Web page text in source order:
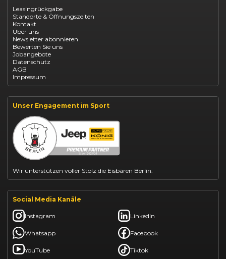
Opel Astra leasen
Opel Mokka kaufen
Opel Grandland finanzieren
Opel Vivaro Gewerbeleasing
Fiat 500 finanzieren
Fiat Panda leasen
Dacia Duster finanzieren
Dacia Sandero kaufen
Dacia Jogger leasen
Jeep Compass leasen
Jeep Renegade finanzieren
Suzuki Swift finanzieren
BYD Dolphin finanzieren
Kia Ceed finanzieren
Kia Sportage leasen
Mazda CX-30 finanzieren
Citroën C3 leasen
Leasingrückgabe
Standorte & Öffnungszeiten
Kontakt
Über uns
Newsletter abonnieren
Bewerten Sie uns
Jobangebote
Datenschutz
AGB
Impressum
Unser Engagement im Sport
Wir unterstützen voller Stolz die Eisbären Berlin.
Social Media Kanäle
Instagram LinkedIn
Whatsapp Facebook
YouTube Tiktok